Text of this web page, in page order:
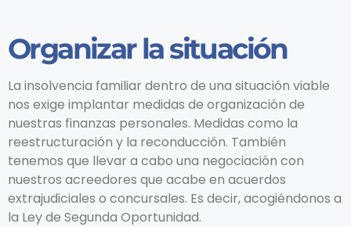
Organizar la situación
La insolvencia familiar dentro de una situación viable
nos exige implantar medidas de organización de
nuestras finanzas personales. Medidas como la
reestructuración y la reconducción. También
tenemos que llevar a cabo una negociación con
nuestros acreedores que acabe en acuerdos
extrajudiciales o concursales. Es decir, acogiéndonos a
la Ley de Segunda Oportunidad.